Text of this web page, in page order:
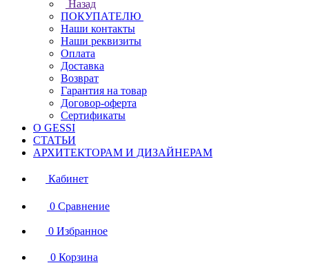
Назад
ПОКУПАТЕЛЮ
Наши контакты
Наши реквизиты
Оплата
Доставка
Возврат
Гарантия на товар
Договор-оферта
Сертификаты
О GESSI
СТАТЬИ
АРХИТЕКТОРАМ И ДИЗАЙНЕРАМ
Кабинет
0 Сравнение
0 Избранное
0 Корзина